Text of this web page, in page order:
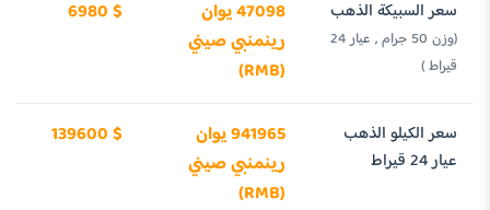
سعر السبيكة الذهب
(وزن 50 جرام , عيار 24
قيراط )
47098 يوان
رينمنبي صيني
(RMB)
6980 $
سعر الكيلو الذهب
عيار 24 قيراط
941965 يوان
رينمنبي صيني
(RMB)
139600 $